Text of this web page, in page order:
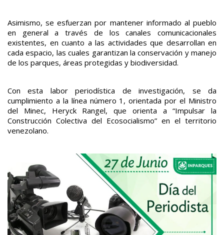
Asimismo, se esfuerzan por mantener informado al pueblo
en general a través de los canales comunicacionales
existentes, en cuanto a las actividades que desarrollan en
cada espacio, las cuales garantizan la conservación y manejo
de los parques, áreas protegidas y biodiversidad.
Con esta labor periodística de investigación, se da
cumplimiento a la línea número 1, orientada por el Ministro
del Minec, Heryck Rangel, que orienta a “Impulsar la
Construcción Colectiva del Ecosocialismo” en el territorio
venezolano.